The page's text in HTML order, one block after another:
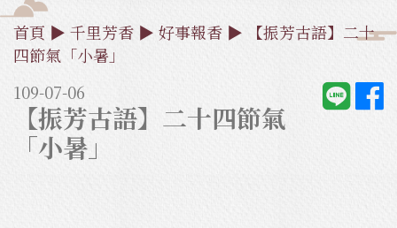
首頁 ▶ 千里芳香 ▶ 好事報香 ▶ 【振芳古語】二十
四節氣「小暑」
109-07-06
【振芳古語】二十四節氣
「小暑」